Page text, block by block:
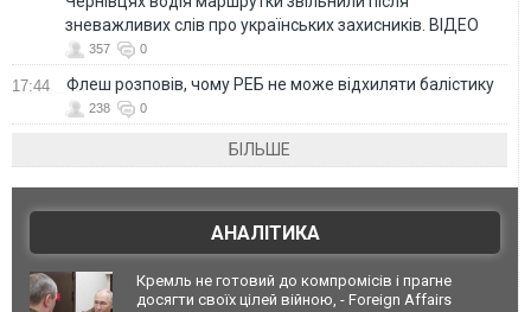
зневажливих слів про українських захисників. ВІДЕО
357 0
17:44 Флеш розповів, чому РЕБ не може відхиляти балістику
238 0
БІЛЬШЕ
АНАЛІТИКА
Кремль не готовий до компромісів і прагне
досягти своїх цілей війною, - Foreign Affairs